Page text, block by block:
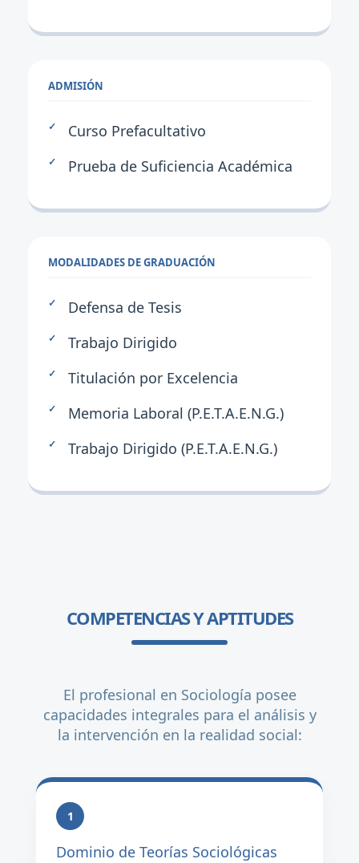
ADMISIÓN
Curso Prefacultativo
Prueba de Suficiencia Académica
MODALIDADES DE GRADUACIÓN
Defensa de Tesis
Trabajo Dirigido
Titulación por Excelencia
Memoria Laboral (P.E.T.A.E.N.G.)
Trabajo Dirigido (P.E.T.A.E.N.G.)
COMPETENCIAS Y APTITUDES
El profesional en Sociología posee
capacidades integrales para el análisis y
la intervención en la realidad social:
1
Dominio de Teorías Sociológicas